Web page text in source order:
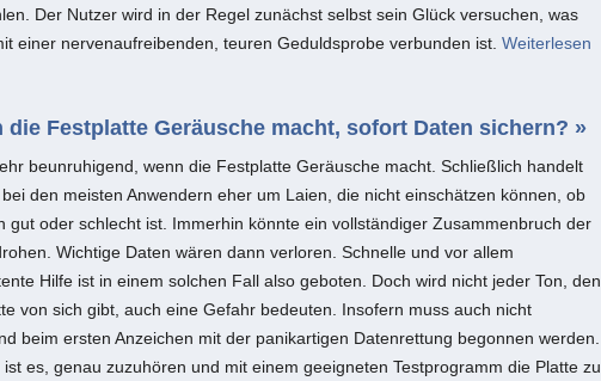
Der Nutzer wird in der Regel zunächst selbst sein Glück versuchen, was
einer nervenaufreibenden, teuren Geduldsprobe verbunden ist. Weiterlesen
die Festplatte Geräusche macht, sofort Daten sichern? »
beunruhigend, wenn die Festplatte Geräusche macht. Schließlich handelt
den meisten Anwendern eher um Laien, die nicht einschätzen können, ob
gut oder schlecht ist. Immerhin könnte ein vollständiger Zusammenbruch der
Wichtige Daten wären dann verloren. Schnelle und vor allem
Hilfe ist in einem solchen Fall also geboten. Doch wird nicht jeder Ton, den
von sich gibt, auch eine Gefahr bedeuten. Insofern muss auch nicht
beim ersten Anzeichen mit der panikartigen Datenrettung begonnen werden.
ist es, genau zuzuhören und mit einem geeigneten Testprogramm die Platte zu